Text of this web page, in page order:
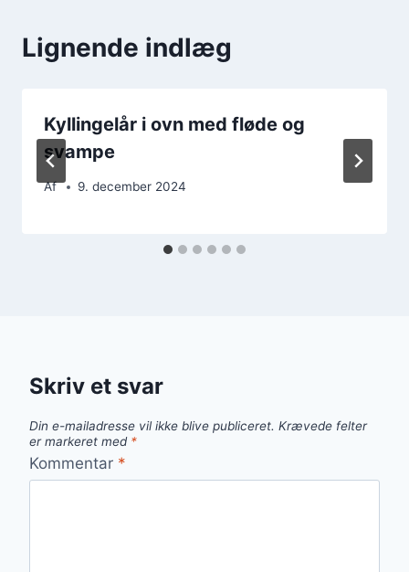
Lignende indlæg
Kyllingelår i ovn med fløde og
svampe
Af 9. december 2024
Skriv et svar
Din e-mailadresse vil ikke blive publiceret. Krævede felter
er markeret med *
Kommentar *